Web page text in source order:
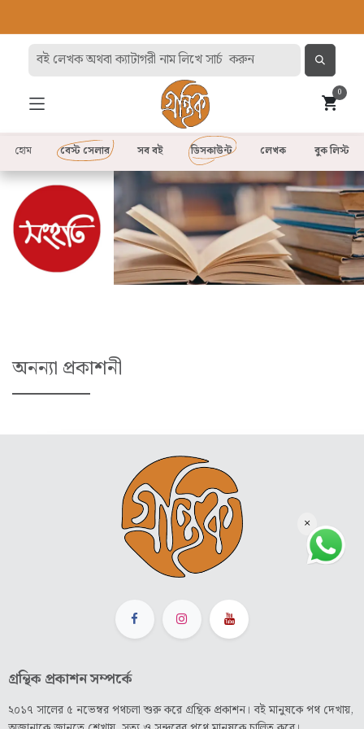
0
হোম বেস্ট সেলার সব বই লেখক
ডিসকাউন্ট বুক লিস্ট
অনন্যা প্রকাশনী
গ্রন্থিক প্রকাশন সম্পর্কে
২০১৭ সালের ৫ নভেম্বর পথচলা শুরু করে গ্রন্থিক প্রকাশন। বই মানুষকে পথ দেখায়,
×